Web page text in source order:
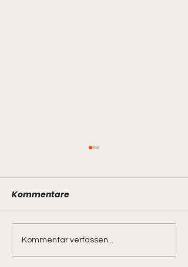
Stadtmeisterschaft
2026
Kommentare
Kommentar verfassen...